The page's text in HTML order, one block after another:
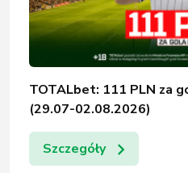
TOTALbet: 111 PLN za
(29.07-02.08.2026)
Szczegóły